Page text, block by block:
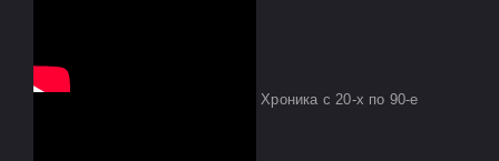
Хроника с 20-х по 90-е